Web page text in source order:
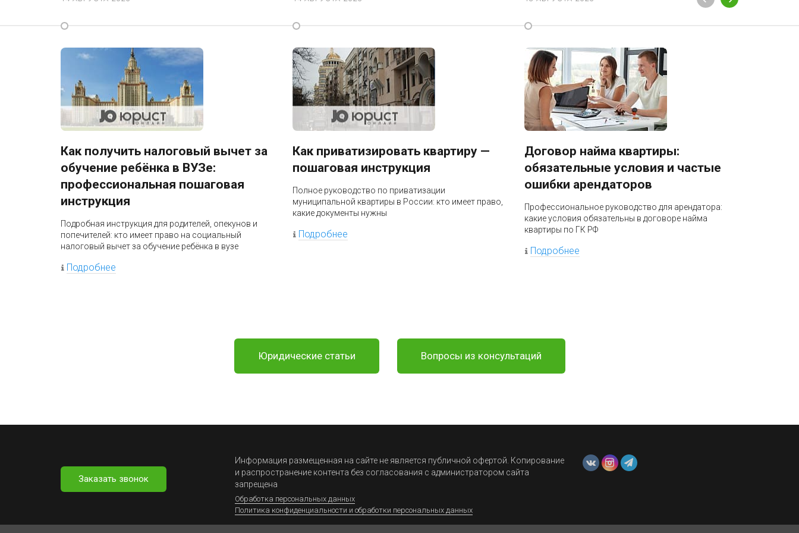
Как получить налоговый вычет за
обучение ребёнка в ВУЗе:
профессиональная пошаговая
инструкция
Подробная инструкция для родителей, опекунов и
попечителей: кто имеет право на социальный
налоговый вычет за обучение ребёнка в вузе
Подробнее
Как приватизировать квартиру —
пошаговая инструкция
Полное руководство по приватизации
муниципальной квартиры в России: кто имеет право,
какие документы нужны
Подробнее
Договор найма квартиры:
обязательные условия и частые
ошибки арендаторов
Профессиональное руководство для арендатора:
какие условия обязательны в договоре найма
квартиры по ГК РФ
Подробнее
Юридические статьи Вопросы из консультаций
Заказать звонок
Информация размещенная на сайте не является публичной офертой. Копирование
и распространение контента без согласования с администратором сайта
запрещена
Обработка персональных данных
Политика конфиденциальности и обработки персональных данных